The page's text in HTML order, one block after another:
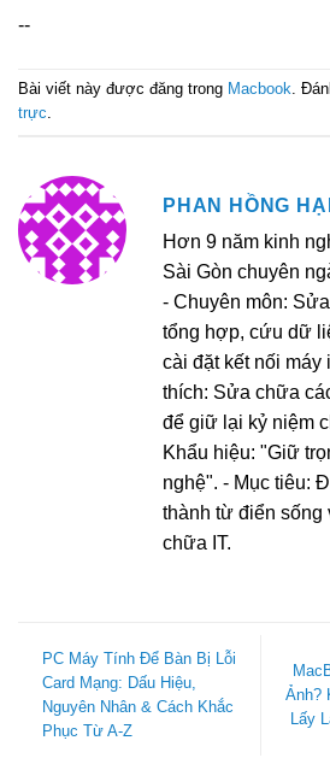
--
Bài viết này được đăng trong Macbook.
trực.
PHAN HỒNG
Hơn 9 năm kinh
Sài Gòn chuyên
- Chuyên môn:
tổng hợp, cứu dữ
cài đặt kết nối máy
thích: Sửa chữa
để giữ lại kỷ niệm
Khẩu hiệu: "Giữ
nghệ". - Mục tiêu:
thành từ điển sống
chữa IT.
PC Máy Tính Để Bàn Bị Lỗi
Card Mạng: Dấu Hiệu,
Nguyên Nhân & Cách Khắc
Phục Từ A-Z
Ảnh?
Lấy